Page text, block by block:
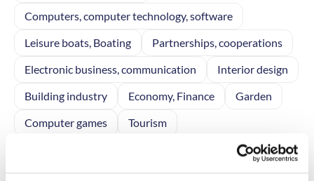
Computers, computer technology, software
Leisure boats, Boating
Partnerships, cooperations
Electronic business, communication
Interior design
Building industry
Economy, Finance
Garden
Computer games
Tourism
Home electronics
Police matters
Infrastructure, Communication